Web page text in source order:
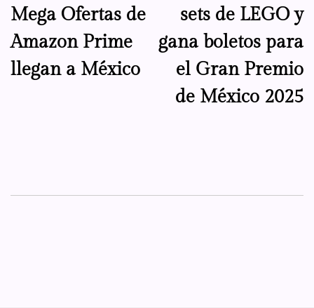
Mega Ofertas de
Amazon Prime
llegan a México
sets de LEGO y
gana boletos para
el Gran Premio
de México 2025